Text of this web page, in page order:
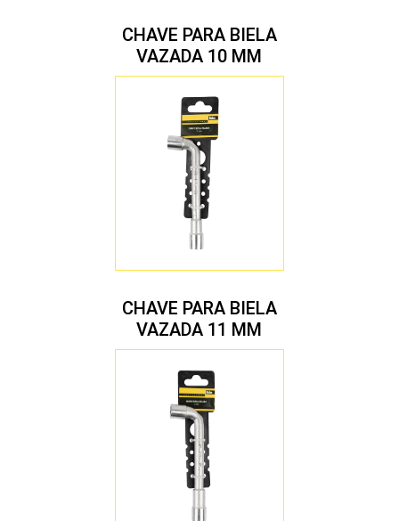
CHAVE PARA BIELA
VAZADA 10 MM
CHAVE PARA BIELA
VAZADA 11 MM